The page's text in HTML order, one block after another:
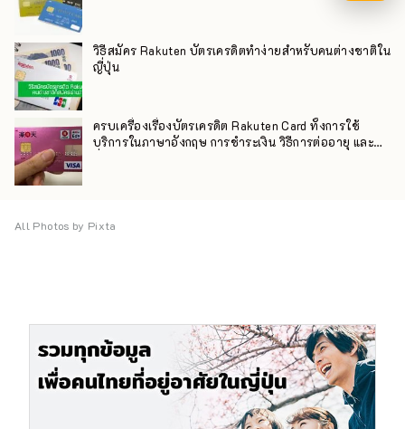
วิธีสมัคร Rakuten บัตรเครดิตทำง่ายสำหรับคนต่างชาติใน
ญี่ปุ่น
ครบเครื่องเรื่องบัตรเครดิต Rakuten Card ทั้งการใช้
บริการในภาษาอังกฤษ การชำระเงิน วิธีการต่ออายุ และ
All Photos by Pixta